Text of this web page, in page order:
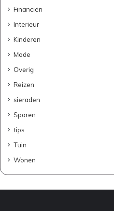
Financiën
Interieur
Kinderen
Mode
Overig
Reizen
sieraden
Sparen
tips
Tuin
Wonen